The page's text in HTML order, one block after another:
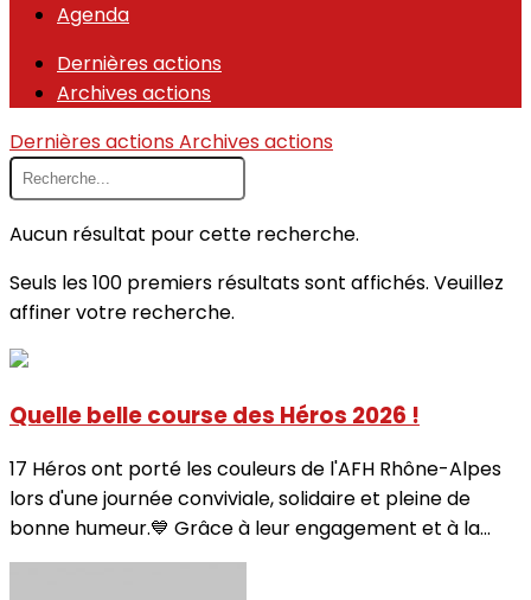
Agenda
Dernières actions
Archives actions
Dernières actionsArchives actions
Aucun résultat pour cette recherche.
Seuls les 100 premiers résultats sont affichés. Veuillez
affiner votre recherche.
Quelle belle course des Héros 2026 !
17 Héros ont porté les couleurs de l'AFH Rhône-Alpes
lors d'une journée conviviale, solidaire et pleine de
bonne humeur.💙 Grâce à leur engagement et à la...